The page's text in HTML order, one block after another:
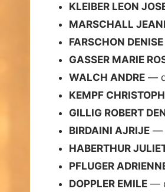
KLEIBER LEON
MARSCHALL
FARSCHON
GASSER MARIE
WALCH ANDRE —
KEMPF
GILLIG ROBERT
BIRDAINI AJRIJE —
HABERTHUR
PFLUGER
DOPPLER EMILE —